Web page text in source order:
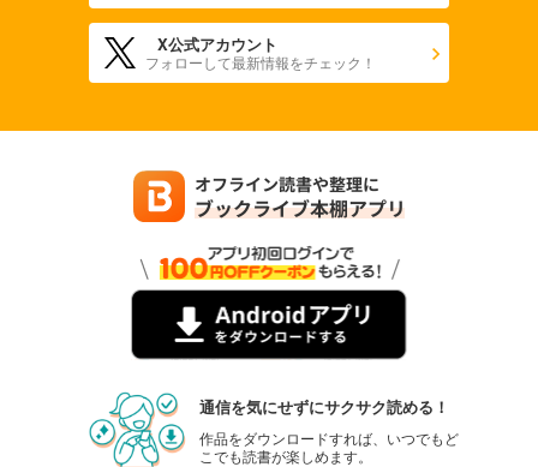
X公式アカウント
フォローして最新情報をチェック！
通信を気にせずにサクサク読める！
作品をダウンロードすれば、いつでもど
こでも読書が楽しめます。